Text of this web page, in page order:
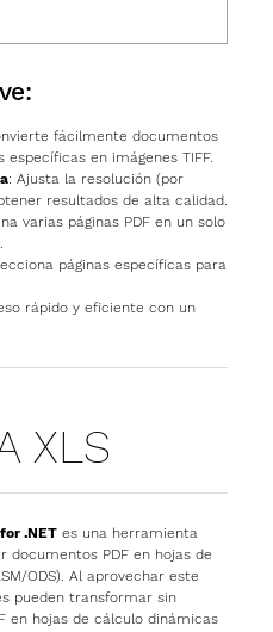
fácilmente documentos
específicas en imágenes TIFF.
: Ajusta la resolución (por
resultados de alta calidad.
varias páginas PDF en un solo
páginas específicas para
rápido y eficiente con un
XLS
.NETes una herramienta
PDF en hojas de
ODS). Al aprovechar este
pueden transformar sin
en hojas de cálculo dinámicas